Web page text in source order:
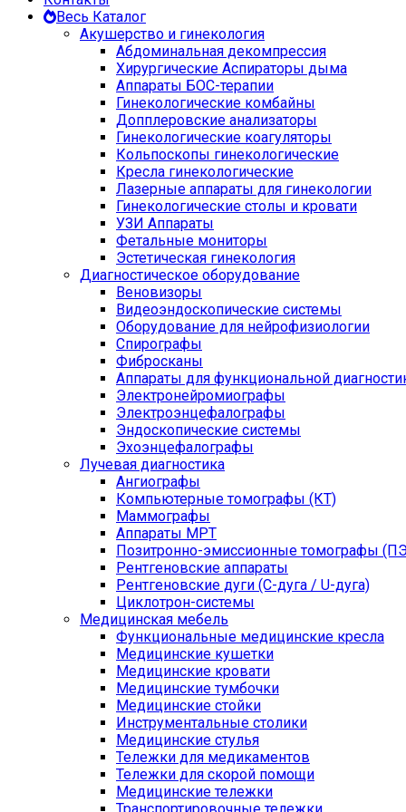
Весь Каталог
Акушерство и гинекология
Абдоминальная декомпрессия
Хирургические Аспираторы дыма
Аппараты БОС-терапии
Гинекологические комбайны
Допплеровские анализаторы
Гинекологические коагуляторы
Кольпоскопы гинекологические
Кресла гинекологические
Лазерные аппараты для гинекологии
Гинекологические столы и кровати
УЗИ Аппараты
Фетальные мониторы
Эстетическая гинекология
Диагностическое оборудование
Веновизоры
Видеоэндоскопические системы
Оборудование для нейрофизиологии
Спирографы
Фибросканы
Аппараты для функциональной
Электронейромиографы
Электроэнцефалографы
Эндоскопические системы
Эхоэнцефалографы
Лучевая диагностика
Ангиографы
Компьютерные томографы (КТ)
Маммографы
Аппараты МРТ
Позитронно-эмиссионные томографы
Рентгеновские аппараты
Рентгеновские дуги (С-дуга / U-дуга)
Циклотрон-системы
Медицинская мебель
Функциональные медицинские кресла
Медицинские кушетки
Медицинские кровати
Медицинские тумбочки
Медицинские стойки
Инструментальные столики
Медицинские стулья
Тележки для медикаментов
Тележки для скорой помощи
Медицинские тележки